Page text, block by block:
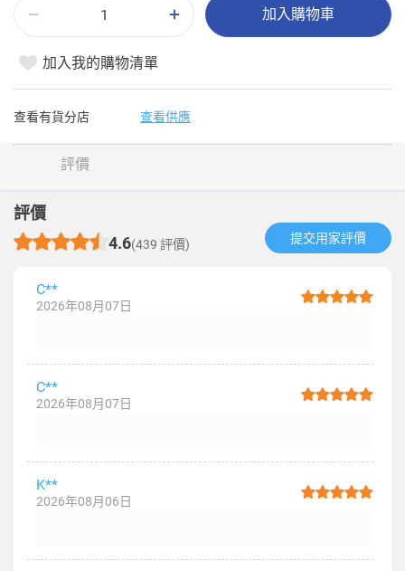
加入購物車
加入我的購物清單
查看有貨分店 查看供應
評價
評價
4.6(439 評價) 提交用家評價​
C**
2026年08月07日
C**
2026年08月07日
K**
2026年08月06日